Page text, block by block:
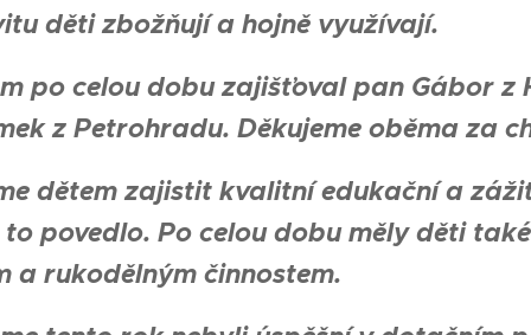
děti zbožňují a hojně využívají.
po celou dobu zajišťoval pan Gábor z
z Petrohradu. Děkujeme oběma za
dětem zajistit kvalitní edukační a
to povedlo. Po celou dobu měly děti
a rukodělným činnostem.